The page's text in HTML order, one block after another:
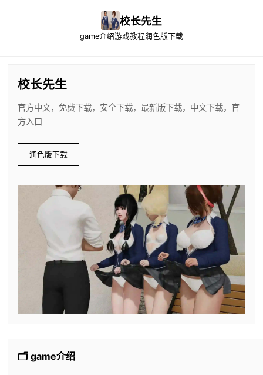
校长先生
game介绍游戏教程润色版下载
校长先生
官方中文，免费下载，安全下载，最新版下载，中文下载，官
方入口
润色版下载
🗂️ game介绍